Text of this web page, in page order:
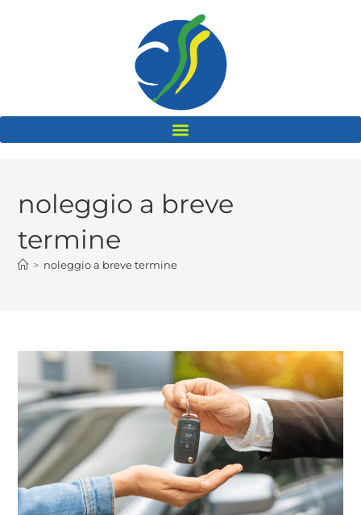
noleggio a breve
termine
> noleggio a breve termine